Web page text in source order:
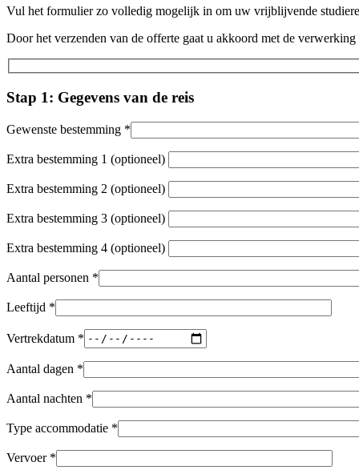
Vul het formulier zo volledig mogelijk in om uw vrijblijvende
Door het verzenden van de offerte gaat u akkoord met de
Stap 1: Gegevens van de reis
Gewenste bestemming *
Extra bestemming 1 (optioneel)
Extra bestemming 2 (optioneel)
Extra bestemming 3 (optioneel)
Extra bestemming 4 (optioneel)
Aantal personen *
Leeftijd *
Vertrekdatum *
Aantal dagen *
Aantal nachten *
Type accommodatie *
Vervoer *